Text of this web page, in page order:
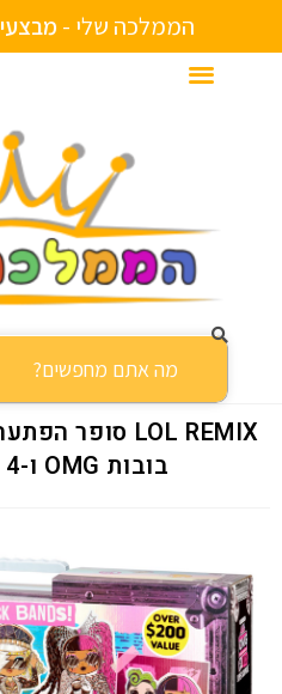
הממלכה שלי -
בובות OMG ו-4 בובות רגילות